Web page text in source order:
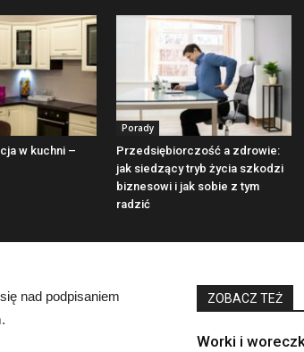
w kuchni –
Porady
Przedsiębiorczość a zdrowie:
jak siedzący tryb życia szkodzi
biznesowi i jak sobie z tym
radzić
nad podpisaniem
ZOBACZ TEŻ
Worki i